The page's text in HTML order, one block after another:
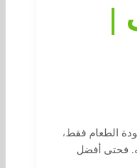
|
الطعام فقط،
فحتى أفضل